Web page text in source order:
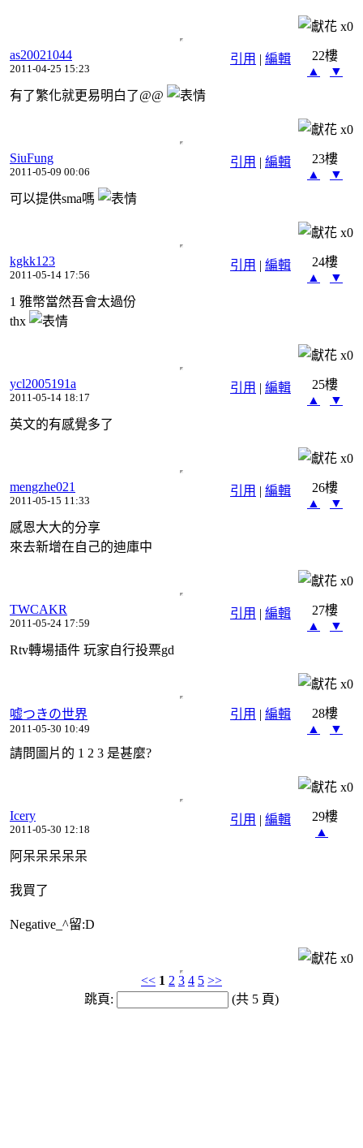
x0
引用 | 編輯
as20021044
2011-04-25 15:23
22樓
▲
▼
有了繁化就更易明白了@@
x0
引用 | 編輯
SiuFung
2011-05-09 00:06
23樓
▲
▼
可以提供sma嗎
x0
引用 | 編輯
kgkk123
2011-05-14 17:56
24樓
▲
▼
1 雅幣當然吾會太過份
thx
x0
引用 | 編輯
ycl2005191a
2011-05-14 18:17
25樓
▲
▼
英文的有感覺多了
x0
引用 | 編輯
mengzhe021
2011-05-15 11:33
26樓
▲
▼
感恩大大的分享
來去新增在自己的迪庫中
x0
引用 | 編輯
TWCAKR
2011-05-24 17:59
27樓
▲
▼
Rtv轉場插件 玩家自行投票gd
x0
引用 | 編輯
嘘つきの世界
2011-05-30 10:49
28樓
▲
▼
請問圖片的 1 2 3 是甚麼?
x0
引用 | 編輯
Icery
2011-05-30 12:18
29樓
▲
阿呆呆呆呆呆
我買了
Negative_^留:D
x0
<< 1 2 3 4 5 >>
跳頁:
(共 5 頁)